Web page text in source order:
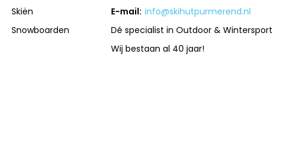
Skiën
Snowboarden
E-mail: info@skihutpurmerend.nl
Dé specialist in Outdoor & Wintersport
Wij bestaan al 40 jaar!